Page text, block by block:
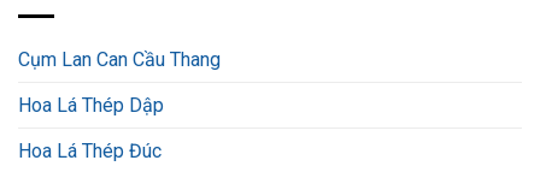
Cụm Lan Can Cầu Thang
Hoa Lá Thép Dập
Hoa Lá Thép Đúc